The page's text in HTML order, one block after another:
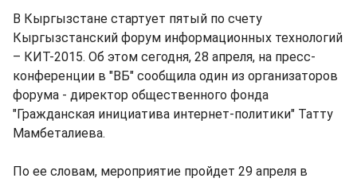
В Кыргызстане стартует пятый по счету
Кыргызстанский форум информационных технологий
– КИТ-2015. Об этом сегодня, 28 апреля, на пресс-
конференции в "ВБ" сообщила один из организаторов
форума - директор общественного фонда
"Гражданская инициатива интернет-политики" Татту
Мамбеталиева.
По ее словам, мероприятие пройдет 29 апреля в